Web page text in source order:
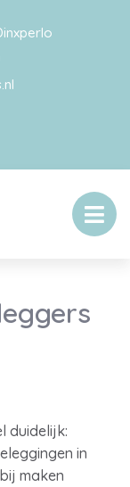
duidelijk:
in
maken